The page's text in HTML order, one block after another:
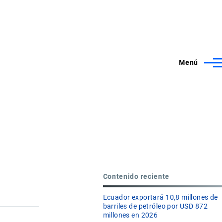
Menú
Contenido reciente
Ecuador exportará 10,8 millones de
barriles de petróleo por USD 872
millones en 2026